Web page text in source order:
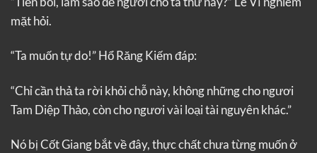
mặt hỏi.
“Ta muốn tự do!” Hổ Răng Kiếm đáp:
“Chỉ cần thả ta rời khỏi chỗ này, không những cho ngươi
Tam Diệp Thảo, còn cho ngươi vài loại tài nguyên khác.”
Nó bị Cốt Giang bắt về đây, thực chất chưa từng muốn ở